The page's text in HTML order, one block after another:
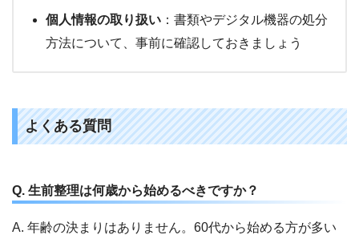
個人情報の取り扱い ：書類やデジタル機器の処分
方法について、事前に確認しておきましょう
よくある質問
Q. 生前整理は何歳から始めるべきですか？
A. 年齢の決まりはありません。60代から始める方が多い